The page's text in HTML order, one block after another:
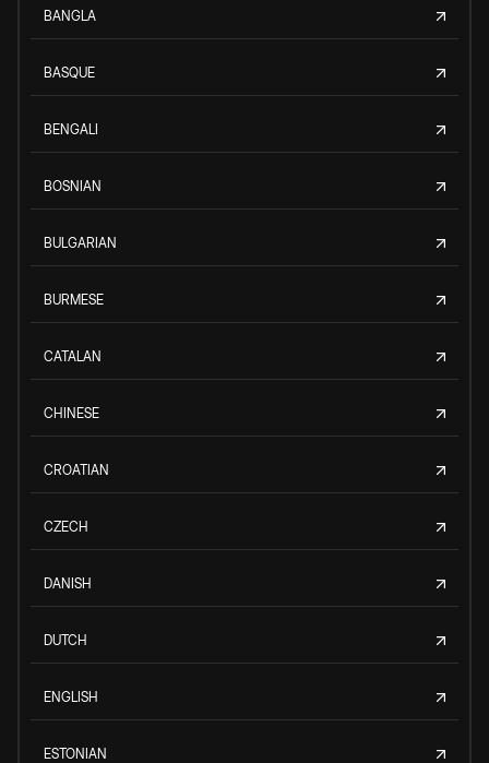
BANGLA
BASQUE
BENGALI
BOSNIAN
BULGARIAN
BURMESE
CATALAN
CHINESE
CROATIAN
CZECH
DANISH
DUTCH
ENGLISH
ESTONIAN